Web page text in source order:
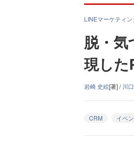
LINEマーケティ
脱・
現し
岩崎 史絵[著] / 川
CRM イベ